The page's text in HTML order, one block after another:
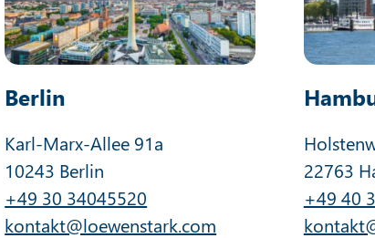
Berlin
Karl-Marx-Allee 91a
10243 Berlin
+49 30 34045520
kontakt@loewenstark.com
22763
+49 40